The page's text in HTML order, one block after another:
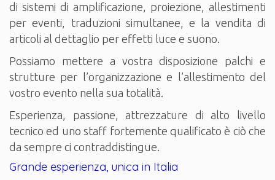
di sistemi di amplificazione, proiezione, allestimenti
per eventi, traduzioni simultanee, e la vendita di
articoli al dettaglio per effetti luce e suono.
Possiamo mettere a vostra disposizione palchi e
strutture per l’organizzazione e l’allestimento del
vostro evento nella sua totalità.
Esperienza, passione, attrezzature di alto livello
tecnico ed uno staff fortemente qualificato è ciò che
da sempre ci contraddistingue.
Grande esperienza, unica in Italia